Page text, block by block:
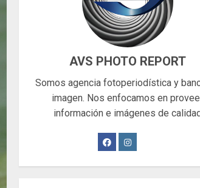
AVS PHOTO REPORT
Somos agencia fotoperiodística y
imagen. Nos enfocamos en
información e imágenes de calidad